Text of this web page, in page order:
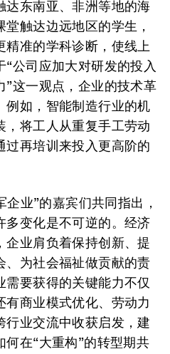
达东南亚、非洲等地的海
触达边远地区的学生，
精准的学科诊断，使线上
公司应加大对研发的投入
”这一观点，企业的技术革
例如，智能制造行业的机
，将工人从重复手工劳动
过再培训来投入更高阶的
企业”的嘉宾们共同指出，
多变化是不可逆的。经济
企业肩负着保持创新、提
、为社会福祉做贡献的责
要获得的关键能力不仅
商业模式优化、劳动力
行业交流中收获启发，建
在“大重构”的转型期共